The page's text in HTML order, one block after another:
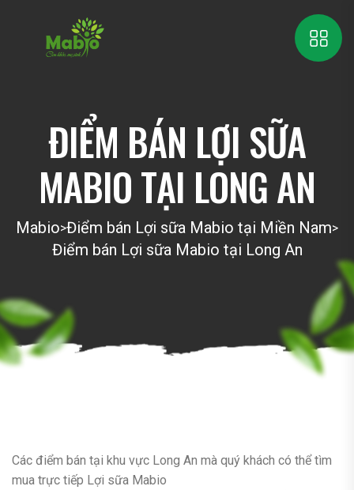
ĐIỂM BÁN LỢI SỮA
MABIO TẠI LONG AN
Mabio>Điểm bán Lợi sữa Mabio tại Miền Nam>
Điểm bán Lợi sữa Mabio tại Long An
Các điểm bán tại khu vực Long An mà quý khách có thể tìm
mua trực tiếp Lợi sữa Mabio